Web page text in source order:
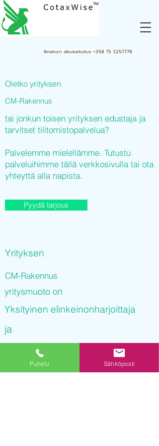
Ilmainen alkukartoitus +358 75 3257778
Oletko yrityksen
CM-Rakennus
tai jonkun toisen yrityksen edustaja ja
tarvitset tilitomistopalvelua?
Palvelemme mielellämme. Tutustu
palveluihimme tällä verkkosivulla tai ota
yhteyttä alla napista.
Pyydä tarjous
Yrityksen
CM-Rakennus
yritysmuoto on
Yksityinen elinkeinonharjoittaja
ja
CM-Rakennus
on rekisteröity kaupparekisteriin
Puhelu Sähköposti